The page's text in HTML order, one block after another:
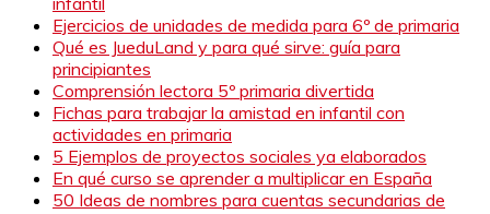
Ejercicios de unidades de medida para 6º de primaria
Qué es JueduLand y para qué sirve: guía para
principiantes
Comprensión lectora 5º primaria divertida
Fichas para trabajar la amistad en infantil con
actividades en primaria
5 Ejemplos de proyectos sociales ya elaborados
En qué curso se aprender a multiplicar en España
50 Ideas de nombres para cuentas secundarias de